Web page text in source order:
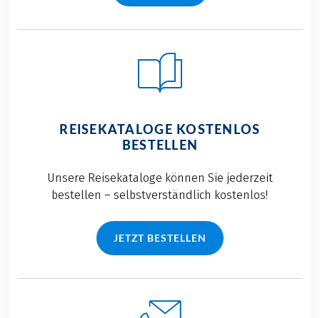
REISEKATALOGE KOSTENLOS
BESTELLEN
Unsere Reisekataloge können Sie jederzeit
bestellen – selbstverständlich kostenlos!
JETZT BESTELLEN